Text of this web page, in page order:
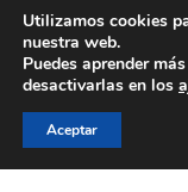
Política de
Contáctanos
Utilizamos cookies
nuestra web.
Puedes aprender
desactivarlas en los
Aceptar